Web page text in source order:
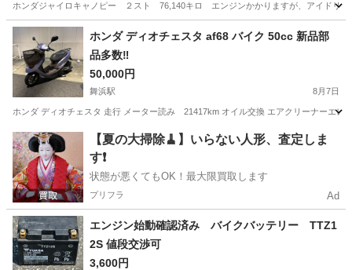
ホンダジャイロキャノピー ２スト 76,140キロ エンジンかかりますが、アイドリ
千葉 白井市 西白井駅 ホンダ
ホンダ ディオチェスタ af68 バイク 50cc 新品部
品多数‼️
50,000円
舞浜駅 8月7日
ホンダ ディオチェスタ 走行 メーター読み 21417km オイル交換 エアクリーナーエレ
千葉 浦安市 舞浜駅 ホンダ
【夏の大掃除🧹】いらない人形、査定しま
す❗️
状態が悪くてもOK！最大限買取します
プリフラ Ad
エンジン始動確認済み バイクバッテリー TTZ1
2S 値段交渉可
3,600円